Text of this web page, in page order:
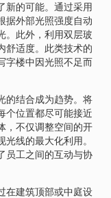
新的可能。通过采用
据外部光照强度自动
。此外，利用双层玻
舒适度。此类技术的
字楼中因光照不足而
的结合成为趋势。将
个位置都尽可能接近
，不仅调整空间的开
线的最大化利用。
员工之间的互动与协
在建筑顶部或中庭设